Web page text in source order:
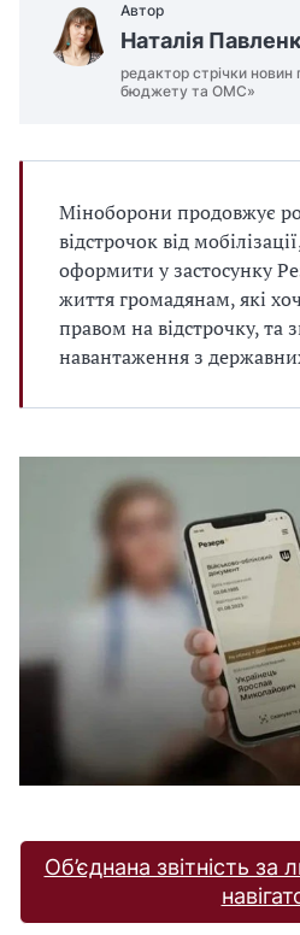
Автор
Наталія
редактор стрічки новин
бюджету та ОМС»
Міноборони продовжує
відстрочок від
оформити у застосунку
життя громадянам, які
правом на відстрочку, та
навантаження з
Об’єднана звітність за